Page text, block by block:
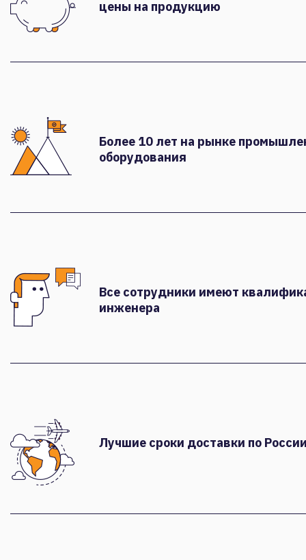
цены на продукцию
Более 10 лет на рынке
оборудования
Все сотрудники имеют
инженера
Лучшие сроки доставки по